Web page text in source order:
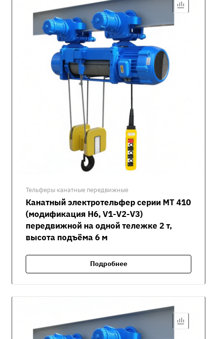
Тельферы канатные передвижные
Канатный электротельфер серии MT 410
(модификация H6, V1-V2-V3)
передвижной на одной тележке 2 т,
высота подъёма 6 м
Подробнее